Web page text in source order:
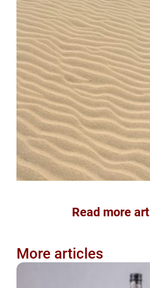
Read more
More articles